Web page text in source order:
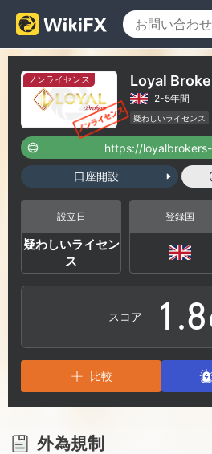
ノンライセンス Loyal
2-5年間
疑わしいライセンス
ハイリスクレベル
https://
口座開設
設立日
疑わしいライセン
ス
登録国
スコア
0
1
2
3
.
2
3
4
5
6
7
8
9
比較
外為規制